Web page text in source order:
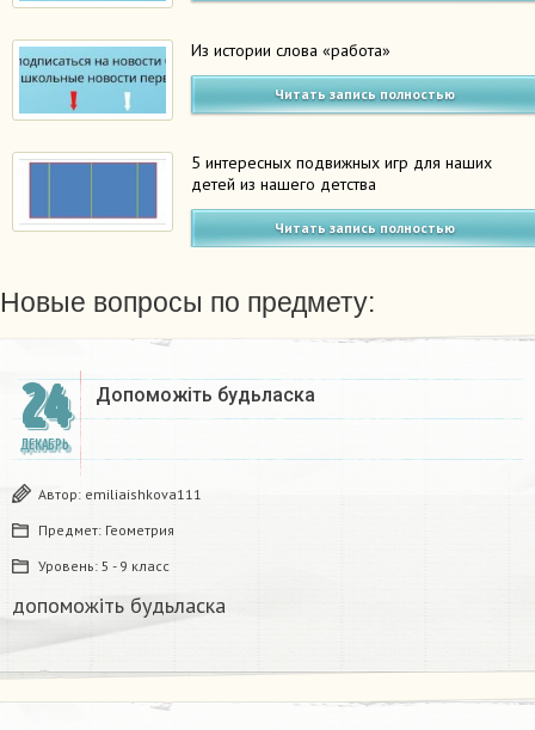
Из истории слова «работа»
Читать запись полностью
5 интересных подвижных игр для наших
детей из нашего детства
Читать запись полностью
Новые вопросы по предмету:
24
ДЕКАБРЬ
Допоможіть будьласка
Автор: emiliaishkova111
Предмет: Геометрия
Уровень: 5 - 9 класс
допоможіть будьласка